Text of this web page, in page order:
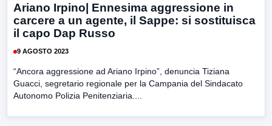
Ariano Irpino| Ennesima aggressione in
carcere a un agente, il Sappe: si sostituisca
il capo Dap Russo
9 AGOSTO 2023
“Ancora aggressione ad Ariano Irpino”, denuncia Tiziana
Guacci, segretario regionale per la Campania del Sindacato
Autonomo Polizia Penitenziaria....